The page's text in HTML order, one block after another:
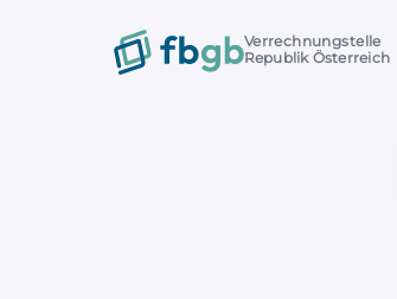
Verrechnungstelle
Republik Österreich